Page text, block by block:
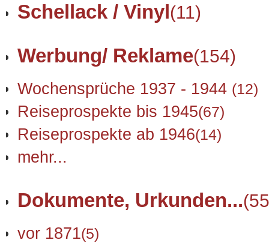
Schellack / Vinyl(11)
Werbung/ Reklame(154)
Wochensprüche 1937 - 1944 (12)
Reiseprospekte bis 1945(67)
Reiseprospekte ab 1946(14)
mehr...
Dokumente, Urkunden...
vor 1871(5)